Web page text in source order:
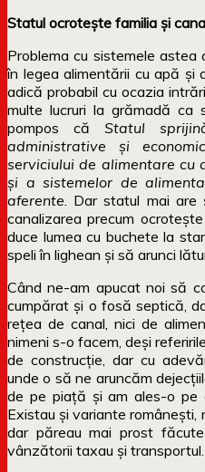
Statul ocrotește familia și
Problema cu sistemele astea
în legea alimentării cu apă și
adică probabil cu ocazia
multe lucruri la grămadă ca
pompos că Statul
administrative și
serviciului de alimentare cu
și a sistemelor de
aferente . Dar statul mai
canalizarea precum
duce lumea cu buchete la
speli în lighean și să arunci
Când ne-am apucat noi să
cumpărat și o fosă septică,
rețea de canal, nici de
nimeni s-o facem, deși
de construcție, dar cu
unde o să ne aruncăm
de pe piață și am ales-o pe
Existau și variante românești,
dar păreau mai prost
vânzătorii taxau și transportul.